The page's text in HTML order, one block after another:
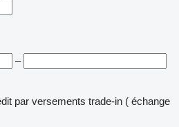
–
par versements trade-in ( échange